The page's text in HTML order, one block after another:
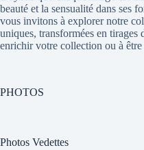
beauté et la sensualité dans ses
vous invitons à explorer notre
uniques, transformées en tirages
enrichir votre collection ou à être
PHOTOS
Photos Vedettes